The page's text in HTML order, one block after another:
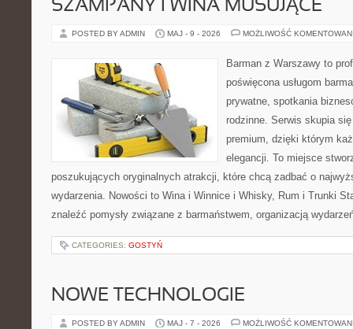
SZAMPANY I WINA MUSUJĄCE
POSTED BY ADMIN MAJ - 9 - 2026 MOŻLIWOŚĆ
Barman z Warszawy to
poświęcona usługom
prywatne, spotkania
rodzinne. Serwis skupia
premium, dzięki którym
elegancji. To miejsce
poszukujących oryginalnych atrakcji, które chcą zadbać o
wydarzenia. Nowości to Wina i Winnice i Whisky, Rum i Trunki
znaleźć pomysły związane z barmaństwem, organizacją
CATEGORIES: GOSTYŃ
NOWE TECHNOLOGIE
POSTED BY ADMIN MAJ - 7 - 2026 MOŻLIWOŚĆ